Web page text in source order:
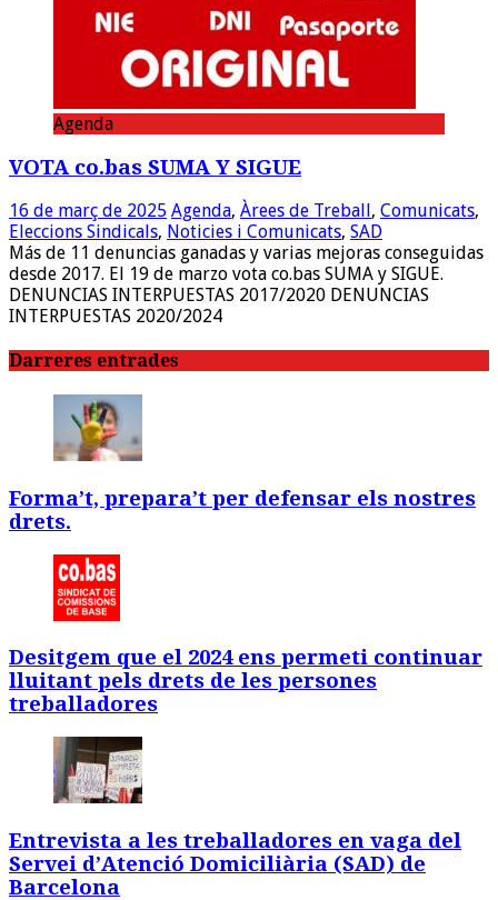
Agenda
VOTA co.bas SUMA Y SIGUE
16 de març de 2025 Agenda, Àrees de Treball, Comunicats,
Eleccions Sindicals, Noticies i Comunicats, SAD
Más de 11 denuncias ganadas y varias mejoras conseguidas
desde 2017. El 19 de marzo vota co.bas SUMA y SIGUE.
DENUNCIAS INTERPUESTAS 2017/2020 DENUNCIAS
INTERPUESTAS 2020/2024
Darreres entrades
Forma’t, prepara’t per defensar els nostres
drets.
Desitgem que el 2024 ens permeti continuar
lluitant pels drets de les persones
treballadores
Entrevista a les treballadores en vaga del
Servei d’Atenció Domiciliària (SAD) de
Barcelona